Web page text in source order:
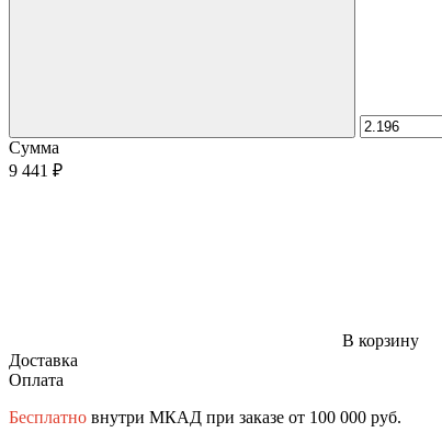
Сумма
9 441 ₽
В корзину
Доставка
Оплата
Бесплатно внутри МКАД при заказе от 100 000 руб.